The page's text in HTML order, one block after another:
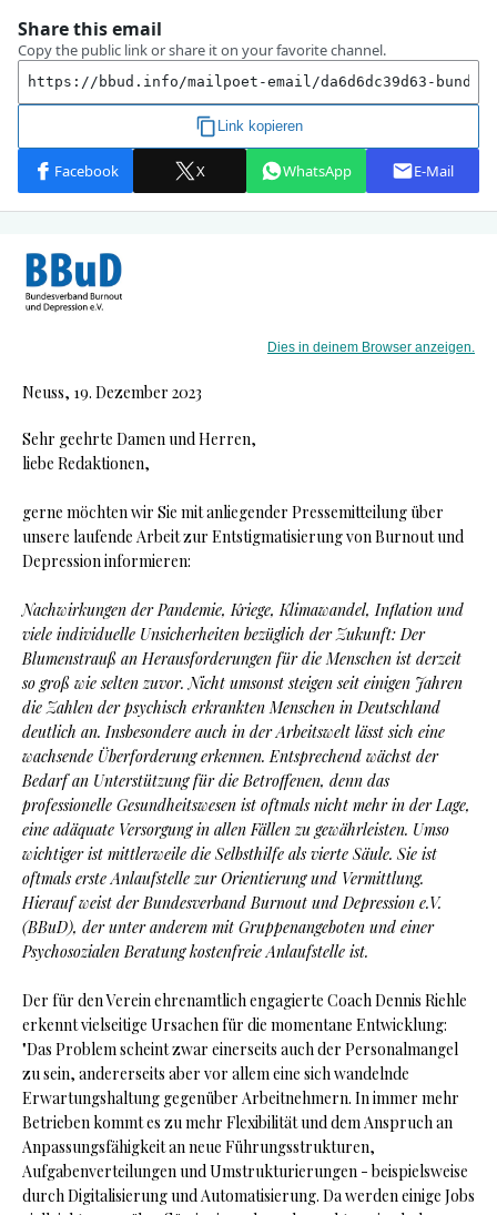
Dies in deinem Browser anzeigen.
Neuss, 19. Dezember 2023
Sehr geehrte Damen und Herren,
liebe Redaktionen,
gerne möchten wir Sie mit anliegender Pressemitteilung über
unsere laufende Arbeit zur Entstigmatisierung von Burnout und
Depression informieren:
Nachwirkungen der Pandemie, Kriege, Klimawandel, Inflation und
viele individuelle Unsicherheiten bezüglich der Zukunft: Der
Blumenstrauß an Herausforderungen für die Menschen ist derzeit
so groß wie selten zuvor. Nicht umsonst steigen seit einigen Jahren
die Zahlen der psychisch erkrankten Menschen in Deutschland
deutlich an. Insbesondere auch in der Arbeitswelt lässt sich eine
wachsende Überforderung erkennen. Entsprechend wächst der
Bedarf an Unterstützung für die Betroffenen, denn das
professionelle Gesundheitswesen ist oftmals nicht mehr in der Lage,
eine adäquate Versorgung in allen Fällen zu gewährleisten. Umso
wichtiger ist mittlerweile die Selbsthilfe als vierte Säule. Sie ist
oftmals erste Anlaufstelle zur Orientierung und Vermittlung.
Hierauf weist der Bundesverband Burnout und Depression e.V.
(BBuD), der unter anderem mit Gruppenangeboten und einer
Psychosozialen Beratung kostenfreie Anlaufstelle ist.
Der für den Verein ehrenamtlich engagierte Coach Dennis Riehle
erkennt vielseitige Ursachen für die momentane Entwicklung:
"Das Problem scheint zwar einerseits auch der Personalmangel
zu sein, andererseits aber vor allem eine sich wandelnde
Erwartungshaltung gegenüber Arbeitnehmern. In immer mehr
Betrieben kommt es zu mehr Flexibilität und dem Anspruch an
Anpassungsfähigkeit an neue Führungsstrukturen,
Aufgabenverteilungen und Umstrukturierungen - beispielsweise
durch Digitalisierung und Automatisierung. Da werden einige Jobs